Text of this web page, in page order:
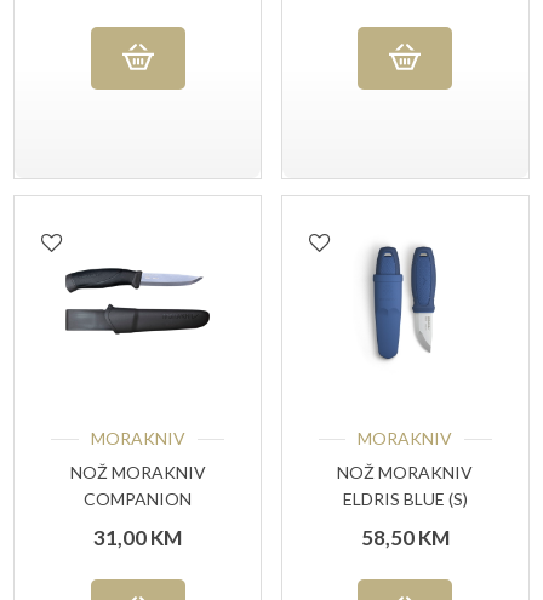
MORAKNIV
NOŽ MORAKNIV
COMPANION
31,00KM
MORAKNIV
NOŽ MORAKNIV
ELDRIS BLUE (S)
58,50KM